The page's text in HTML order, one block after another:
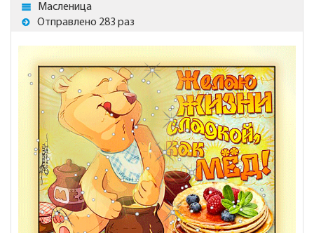
Масленица
Отправлено 283 раз